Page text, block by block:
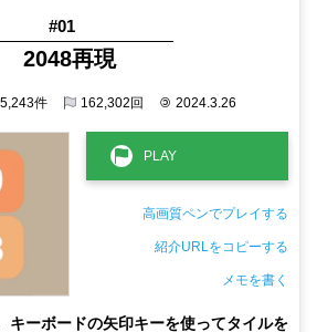
#01
2048再現
5,243件 162,302 回 © 2024.3.26
高画質ペンでプレイする
紹介URLをコピーする
メモを書く
キーボードの矢印キーを使ってタイルを